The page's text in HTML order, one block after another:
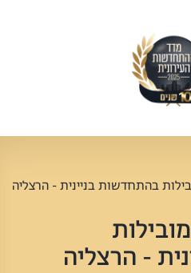
בהתחדשות בניינית - הרצליה
- הרצליה